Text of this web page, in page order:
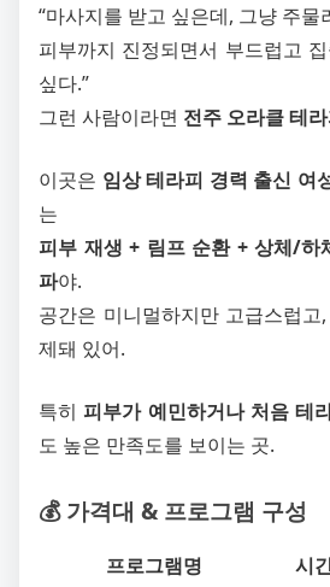
“마사지를 받고 싶은데, 그냥 주물
피부까지 진정되면서 부드럽고
싶다.”
그런 사람이라면 전주 오라클 테
이곳은 임상 테라피 경력 출신 여
는
피부 재생 + 림프 순환 + 상체/하
파야.
공간은 미니멀하지만 고급스럽
제돼 있어.
특히피부가 예민하거나 처음 테
도 높은 만족도를 보이는 곳.
💰 가격대 & 프로그램 구성
프로그램명 시